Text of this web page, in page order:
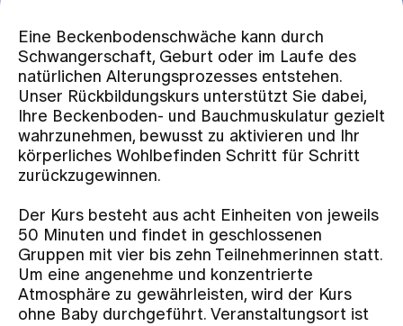
Aufenthalt
Team
Zuweisende
Events
Über uns
Eine Beckenbodenschwäche kann durch
Schwangerschaft, Geburt oder im Laufe des
natürlichen Alterungsprozesses entstehen.
Unser Rückbildungskurs unterstützt Sie dabei,
Ihre Beckenboden- und Bauchmuskulatur gezielt
wahrzunehmen, bewusst zu aktivieren und Ihr
körperliches Wohlbefinden Schritt für Schritt
zurückzugewinnen.
Der Kurs besteht aus acht Einheiten von jeweils
50 Minuten und findet in geschlossenen
Gruppen mit vier bis zehn Teilnehmerinnen statt.
Um eine angenehme und konzentrierte
Atmosphäre zu gewährleisten, wird der Kurs
ohne Baby durchgeführt. Veranstaltungsort ist